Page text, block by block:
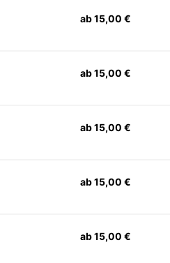
ab 15,00 €
ab 15,00 €
ab 15,00 €
ab 15,00 €
ab 15,00 €